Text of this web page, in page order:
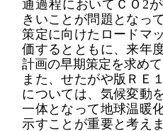
通過程において ＣＯ 2
きいことが問題となっ
策定に向けた ロードマ
価するとともに、来年
計画の早期策定 を求め
また、せたがや版 ＲＥ
については、 気候変動
一体となって地球温暖
示すこと が重要と考え